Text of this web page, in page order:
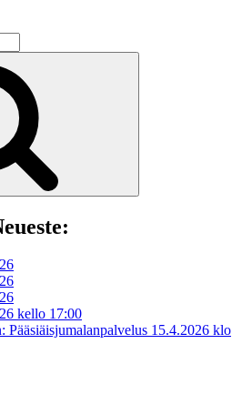
kello 17:00
Pääsiäisjumalanpalvelus 15.4.2026 klo